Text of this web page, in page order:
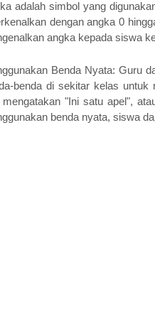
adalah simbol yang
dengan angka 0
angka kepada siswa
Benda Nyata: Guru
benda di sekitar kelas untuk
mengatakan "Ini satu apel",
benda nyata, siswa